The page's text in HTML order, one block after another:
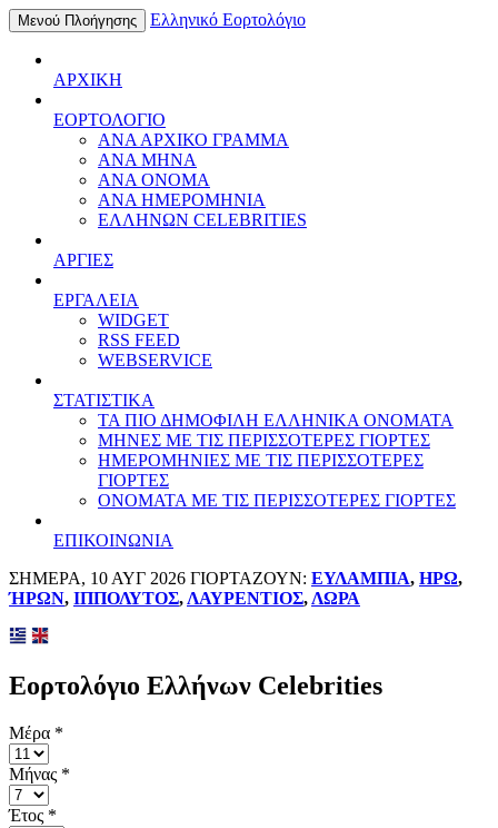
Μενού Πλοήγησης Ελληνικό Εορτολόγιο
ΑΡΧΙΚΗ
ΕΟΡΤΟΛΟΓΙΟ
ΑΝΑ ΑΡΧΙΚΟ ΓΡΑΜΜΑ
ΑΝΑ ΜΗΝΑ
ΑΝΑ ΟΝΟΜΑ
ΑΝΑ ΗΜΕΡΟΜΗΝΙΑ
ΕΛΛΗΝΩΝ CELEBRITIES
ΑΡΓΙΕΣ
ΕΡΓΑΛΕΙΑ
WIDGET
RSS FEED
WEBSERVICE
ΣΤΑΤΙΣΤΙΚΑ
ΤΑ ΠΙΟ ΔΗΜΟΦΙΛΗ ΕΛΛΗΝΙΚΑ ΟΝΟΜΑΤΑ
ΜΗΝΕΣ ΜΕ ΤΙΣ ΠΕΡΙΣΣΟΤΕΡΕΣ ΓΙΟΡΤΕΣ
ΗΜΕΡΟΜΗΝΙΕΣ ΜΕ ΤΙΣ ΠΕΡΙΣΣΟΤΕΡΕΣ
ΓΙΟΡΤΕΣ
ΟΝΟΜΑΤΑ ΜΕ ΤΙΣ ΠΕΡΙΣΣΟΤΕΡΕΣ ΓΙΟΡΤΕΣ
ΕΠΙΚΟΙΝΩΝΙΑ
ΣΗΜΕΡΑ, 10 ΑΥΓ 2026 ΓΙΟΡΤΑΖΟΥΝ: ΕΥΛΑΜΠΙΑ, ΗΡΩ,
ΉΡΩΝ, ΙΠΠΟΛΥΤΟΣ, ΛΑΥΡΕΝΤΙΟΣ, ΛΩΡΑ
Εορτολόγιο Ελλήνων Celebrities
Μέρα *
Μήνας *
Έτος *